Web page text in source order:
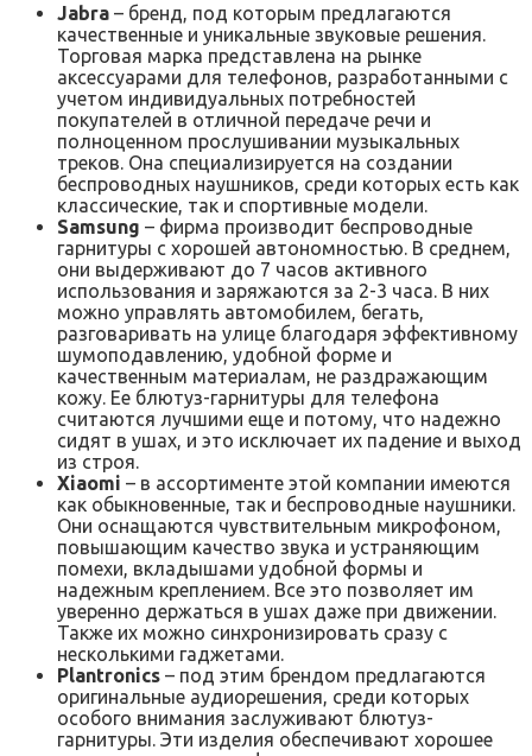
Jabra – бренд, под которым предлагаются
качественные и уникальные звуковые решения.
Торговая марка представлена на рынке
аксессуарами для телефонов, разработанными с
учетом индивидуальных потребностей
покупателей в отличной передаче речи и
полноценном прослушивании музыкальных
треков. Она специализируется на создании
беспроводных наушников, среди которых есть как
классические, так и спортивные модели.
Samsung – фирма производит беспроводные
гарнитуры с хорошей автономностью. В среднем,
они выдерживают до 7 часов активного
использования и заряжаются за 2-3 часа. В них
можно управлять автомобилем, бегать,
разговаривать на улице благодаря эффективному
шумоподавлению, удобной форме и
качественным материалам, не раздражающим
кожу. Ее блютуз-гарнитуры для телефона
считаются лучшими еще и потому, что надежно
сидят в ушах, и это исключает их падение и выход
из строя.
Xiaomi – в ассортименте этой компании имеются
как обыкновенные, так и беспроводные наушники.
Они оснащаются чувствительным микрофоном,
повышающим качество звука и устраняющим
помехи, вкладышами удобной формы и
надежным креплением. Все это позволяет им
уверенно держаться в ушах даже при движении.
Также их можно синхронизировать сразу с
несколькими гаджетами.
Рlantronics – под этим брендом предлагаются
оригинальные аудиорешения, среди которых
особого внимания заслуживают блютуз-
гарнитуры. Эти изделия обеспечивают хорошее